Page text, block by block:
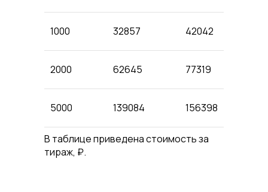
1000 32857 42042
2000 62645 77319
5000 139084 156398
В таблице приведена стоимость за
тираж, ₽.